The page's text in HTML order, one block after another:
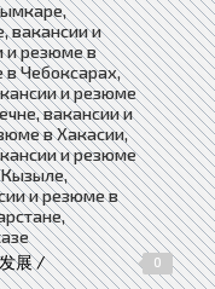
вакансии и
и резюме в
в Чебоксарах,
и резюме
вакансии и
в Хакасии,
и резюме
Кызыле,
и резюме в
展 /
0